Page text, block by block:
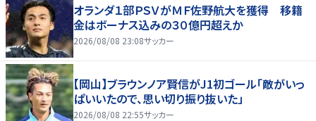
オランダ１部ＰＳＶがＭＦ佐野航大を獲得 移籍
金はボーナス込みの３０億円超えか
2026/08/08 23:08サッカー
【岡山】ブラウンノア賢信がJ1初ゴール「敵がいっ
ぱいいたので、思い切り振り抜いた」
2026/08/08 22:55サッカー